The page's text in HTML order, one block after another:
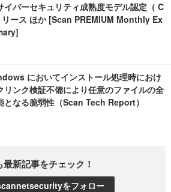
イバーセキュリティ成熟度モデル認定（ C
リース ほか [Scan PREMIUM Monthly Ex
においてインストール処理時におけ
リンク検証不備により任意のファイルの全
となる脆弱性（Scan Tech Report）
最新記事をチェック！
をフォロー